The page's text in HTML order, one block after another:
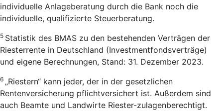
individuelle Anlageberatung durch die Bank noch die
individuelle, qualifizierte Steuerberatung.
5 Statistik des BMAS zu den bestehenden Verträgen der
Riesterrente in Deutschland (Investmentfondsverträge)
und eigene Berechnungen, Stand: 31. Dezember 2023.
6 „Riestern“ kann jeder, der in der gesetzlichen
Rentenversicherung pflichtversichert ist. Außerdem sind
auch Beamte und Landwirte Riester-zulagenberechtigt.